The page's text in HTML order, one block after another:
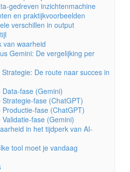
gedreven inzichtenmachine
en praktijkvoorbeelden
verschillen in output
van waarheid
Gemini: De vergelijking per
Strategie: De route naar succes in
Data-fase (Gemini)
Strategie-fase (ChatGPT)
Productie-fase (ChatGPT)
fase (Gemini)
in het tijdperk van AI-
tool moet je vandaag